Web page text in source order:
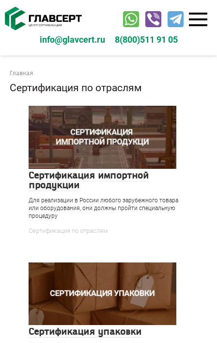
Перейти
контенту
info@glavcert.ru 8(800)511 91 05
Главная
Сертификация по отраслям
Сертификация импортной
продукции
Для реализации в России любого зарубежного товара
или оборудования, они должны пройти специальную
процедуру
Сертификация по отраслям
Сертификация упаковки